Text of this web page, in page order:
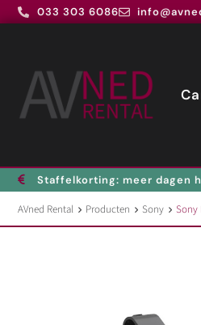
033 303 6086
Staffelkorting: meer dagen
AVned Rental Producten Sony Sony